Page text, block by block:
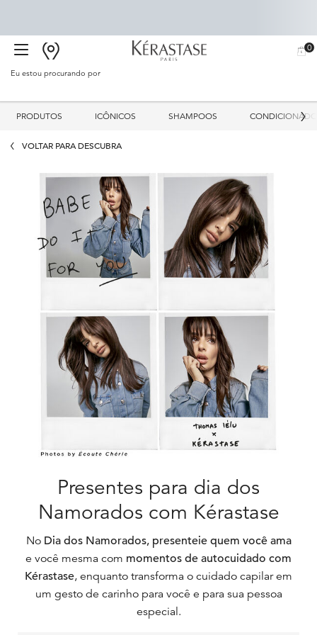
BUSCAR
MEU
0
0
Eu estou procurando por
PRODUTOS ICÔNICOS SHAMPOOS
VOLTAR PARA DESCUBRA
Presentes para dia dos
Namorados com Kérastase
No Dia dos Namorados, presenteie quem você ama
e você mesma com momentos de autocuidado com
Kérastase, enquanto transforma o cuidado capilar em
um gesto de carinho para você e para sua pessoa
especial.